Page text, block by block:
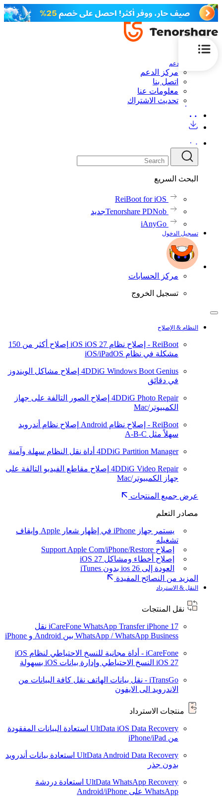
الدعم
مركز الدعم
اتصل بنا
معلومات عنا
تحديث الاشتراك
البحث السريع
ReiBoot for iOS
Tenorshare PDNobجديد
iAnyGo
تسجيل الدخول
مركز الحسابات
تسجيل الخروج
النظام & الإصلاح
ReiBoot - إصلاح نظام iOS iOS 27
إصلاح أكثر من 150
مشكلة في نظام iOS/iPadOS
4DDiG Windows Boot Genius إصلاح مشاكل الويندوز
في دقائق
4DDiG Photo Repair إصلاح الصور التالفة على جهاز
الكمبيوتر/Mac
ReiBoot - إصلاح نظام Android
إصلاح نظام أندرويد
سهلاً مثل A-B-C
4DDiG Partition Manager أداة نقل النظام سهلة وآمنة
4DDiG Video Repair إصلاح مقاطع الفيديو التالفة على
جهاز الكمبيوتر/Mac
عرض جميع المنتجات
مصادر التعلم
يستمر جهاز iPhone في إظهار شعار Apple وإيقاف
تشغيله
إصلاح Support Apple Com/iPhone/Restore
إصلاح أخطاء ومشاكل iOS 27
العودة إلى ios 26 بدون iTunes
المزيد من النصائح المفيدة
النقل & الاسترداد
نقل المنتجات
iCareFone WhatsApp TransferiPhone 17
نقل
WhatsApp / WhatsApp Business بين Android و iPhone
iCareFone - أداة مجانية للنسخ الاحتياطي لنظام iOS
iOS 27 النسخ الاحتياطي وإدارة بيانات iOS بسهولة
iTransGo - نقل بيانات الهاتف
نقل كافة البيانات من
الاندرويد الى الايفون
منتجات الاسترداد
UltData iOS Data Recovery استعادة البيانات المفقودة
من iPhone/iPad
UltData Android Data Recovery استعادة بيانات أندرويد
بدون جذر
UltData WhatsApp Recovery استعادة دردشة
WhatsApp على Android/iPhone